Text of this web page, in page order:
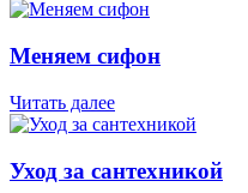
Меняем сифон
Читать далее
Уход за сантехникой